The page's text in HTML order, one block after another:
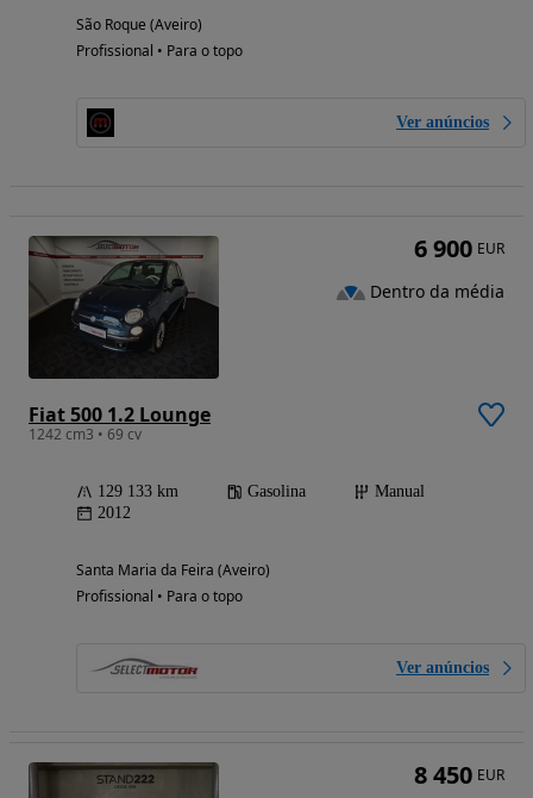
São Roque (Aveiro)
Profissional • Para o topo
Ver anúncios
Fiat 500 1.2 Lounge
1242 cm3 • 69 cv
129 133 km Gasolina
Manual
2012
Santa Maria da Feira (Aveiro)
Profissional • Para o topo
Ver anúncios
6 900 EUR
Dentro da média
8 450 EUR